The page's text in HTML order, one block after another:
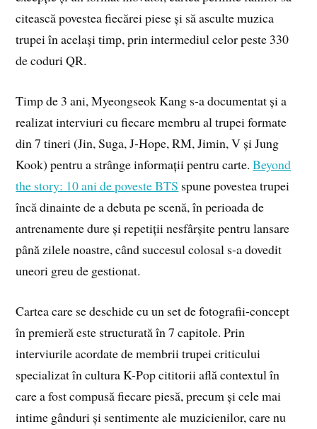
citească povestea fiecărei piese și să asculte muzica
trupei în același timp, prin intermediul celor peste 330
de coduri QR.
Timp de 3 ani, Myeongseok Kang s-a documentat și a
realizat interviuri cu fiecare membru al trupei formate
din 7 tineri (Jin, Suga, J-Hope, RM, Jimin, V și Jung
Kook) pentru a strânge informații pentru carte.Beyond
the story: 10 ani de poveste BTS spune povestea trupei
încă dinainte de a debuta pe scenă, în perioada de
antrenamente dure și repetiții nesfârșite pentru lansare
până zilele noastre, când succesul colosal s-a dovedit
uneori greu de gestionat.
Cartea care se deschide cu un set de fotografii-concept
în premieră este structurată în 7 capitole. Prin
interviurile acordate de membrii trupei criticului
specializat în cultura K-Pop cititorii află contextul în
care a fost compusă fiecare piesă, precum și cele mai
intime gânduri și sentimente ale muzicienilor, care nu